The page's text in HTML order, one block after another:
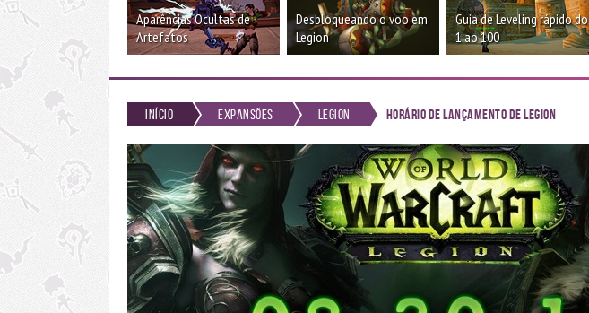
Aparências Ocultas de
Artefatos
Desbloqueando o voo em
Legion
Guia de Leveling rápido do
1 ao 100
Início Expansões Legion Horário de lançamento de Legion